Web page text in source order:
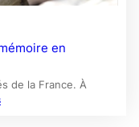
en
de la France. À